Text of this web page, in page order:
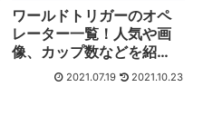
ワールドトリガーのオペ
レーター一覧！人気や画
像、カップ数などを紹
2021.07.19 2021.10.23